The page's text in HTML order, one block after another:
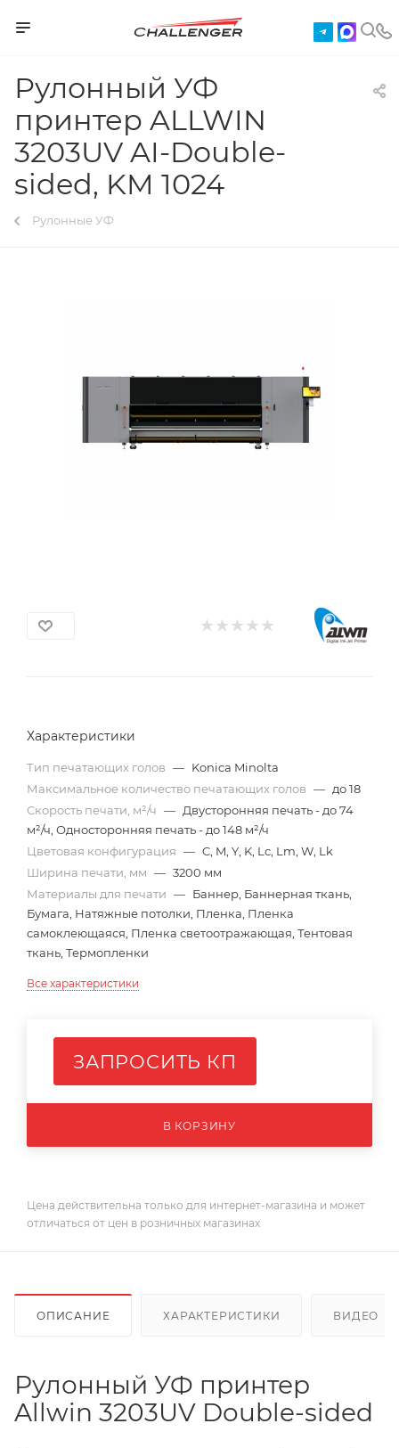
Рулонный УФ
принтер ALLWIN
3203UV AI-Double-
sided, KM 1024
Рулонные УФ
Характеристики
Тип печатающих голов — Konica Minolta
Максимальное количество печатающих голов — до 18
Скорость печати, м²/ч — Двусторонняя печать - до 74
м²/ч, Односторонняя печать - до 148 м²/ч
Цветовая конфигурация — C, M, Y, K, Lc, Lm, W, Lk
Ширина печати, мм — 3200 мм
Материалы для печати — Баннер, Баннерная ткань,
Бумага, Натяжные потолки, Пленка, Пленка
самоклеющаяся, Пленка светоотражающая, Тентовая
ткань, Термопленки
Все характеристики
ЗАПРОСИТЬ КП
В КОРЗИНУ
Цена действительна только для интернет-магазина и может
отличаться от цен в розничных магазинах
ОПИСАНИЕ ХАРАКТЕРИСТИКИ ВИДЕО
Рулонный УФ принтер
Allwin 3203UV Double-sided